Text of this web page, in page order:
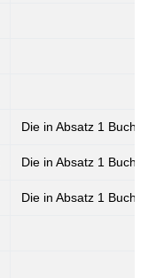
Die in Absatz 1
Die in Absatz 1
Die in Absatz 1